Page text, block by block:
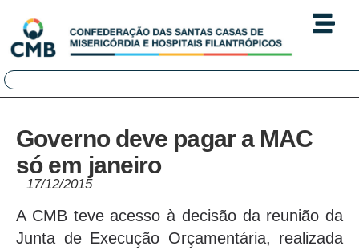
Governo deve pagar a MAC
só em janeiro
17/12/2015
A CMB teve acesso à decisão da reunião da
Junta de Execução Orçamentária, realizada